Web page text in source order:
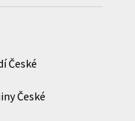
České
České